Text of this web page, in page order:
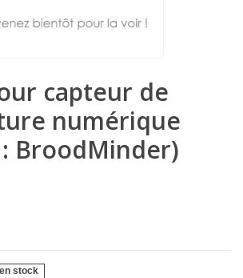
capteur de
numérique
BroodMinder)
stock